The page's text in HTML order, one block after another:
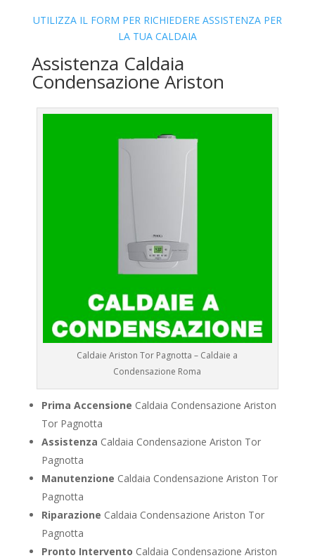
UTILIZZA IL FORM PER RICHIEDERE ASSISTENZA PER
LA TUA CALDAIA
Assistenza Caldaia
Condensazione Ariston
Caldaie Ariston Tor Pagnotta – Caldaie a
Condensazione Roma
Prima Accensione Caldaia Condensazione Ariston
Tor Pagnotta
Assistenza Caldaia Condensazione Ariston Tor
Pagnotta
Manutenzione Caldaia Condensazione Ariston Tor
Pagnotta
Riparazione Caldaia Condensazione Ariston Tor
Pagnotta
Pronto Intervento Caldaia Condensazione Ariston